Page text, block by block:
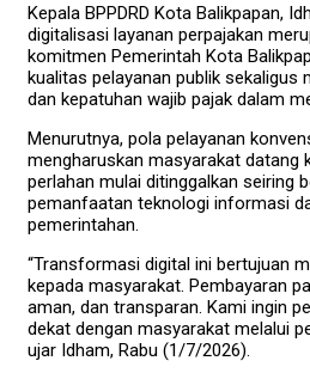
Kepala BPPDRD Kota Balikpapan,
digitalisasi layanan perpajakan
komitmen Pemerintah Kota
kualitas pelayanan publik sekaligus
dan kepatuhan wajib pajak dalam
Menurutnya, pola pelayanan
mengharuskan masyarakat datang
perlahan mulai ditinggalkan seiring
pemanfaatan teknologi informasi
pemerintahan.
“Transformasi digital ini bertujuan
kepada masyarakat. Pembayaran
aman, dan transparan. Kami ingin
dekat dengan masyarakat melalui
ujar Idham, Rabu (1/7/2026).